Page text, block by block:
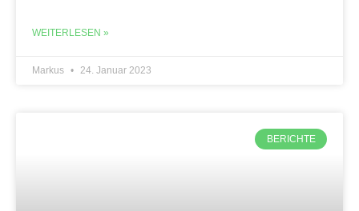
WEITERLESEN »
Markus 24. Januar 2023
BERICHTE